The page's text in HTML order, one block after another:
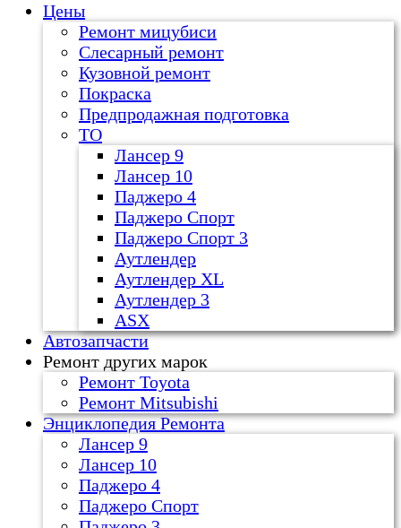
Цены
Ремонт мицубиси
Слесарный ремонт
Кузовной ремонт
Покраска
Предпродажная подготовка
ТО
Лансер 9
Лансер 10
Паджеро 4
Паджеро Спорт
Паджеро Спорт 3
Аутлендер
Аутлендер ХL
Аутлендер 3
ASX
Автозапчасти
Ремонт других марок
Ремонт Toyota
Ремонт Mitsubishi
Энциклопедия Ремонта
Лансер 9
Лансер 10
Паджеро 4
Паджеро Спорт